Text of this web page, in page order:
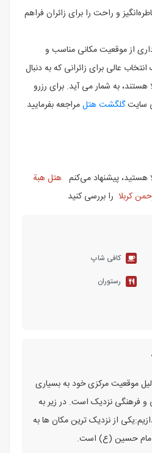
و راحت را برای زائران فراهم
از موقعیت مکانی مناسب و
عالی برای زائرانی که به دنبال
به شمار می ‌آید. برای رزرو
سایتگلگشت هتلمراجعه بفرمایید
هستید، پیشنهاد می‌کنم هتل هبة
کربلا را بررسی کنید
کافی شاپ
رستوران
موقعیت مرکزی خود به بسیاری
و فرهنگی نزدیک است. در زیر به
از نزدیک ‌ترین مکان ‌ها به
امام حسین (ع) است.